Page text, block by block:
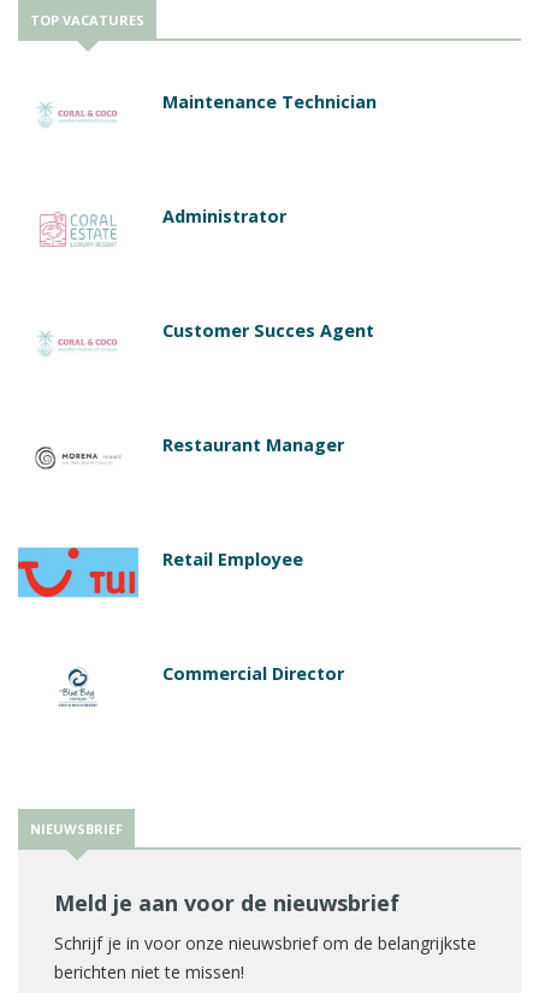
TOP VACATURES
Maintenance Technician
Administrator
Customer Succes Agent
Restaurant Manager
Retail Employee
Commercial Director
NIEUWSBRIEF
Meld je aan voor de nieuwsbrief
Schrijf je in voor onze nieuwsbrief om de belangrijkste
berichten niet te missen!